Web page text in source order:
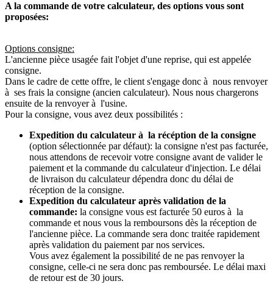
A la commande de votre calculateur, des options vous sont
proposées:
Options consigne:
L'ancienne pièce usagée fait l'objet d'une reprise, qui est appelée
consigne.
Dans le cadre de cette offre, le client s'engage donc à nous renvoyer
à ses frais la consigne (ancien calculateur). Nous nous chargerons
ensuite de la renvoyer à l'usine.
Pour la consigne, vous avez deux possibilités :
Expedition du calculateur à la récéption de la consigne
(option sélectionnée par défaut): la consigne n'est pas facturée,
nous attendons de recevoir votre consigne avant de valider le
paiement et la commande du calculateur d'injection. Le délai
de livraison du calculateur dépendra donc du délai de
réception de la consigne.
Expedition du calculateur après validation de la
commande: la consigne vous est facturée 50 euros à la
commande et nous vous la remboursons dès la réception de
l'ancienne pièce. La commande sera donc traitée rapidement
après validation du paiement par nos services.
Vous avez également la possibilité de ne pas renvoyer la
consigne, celle-ci ne sera donc pas remboursée. Le délai maxi
de retour est de 30 jours.